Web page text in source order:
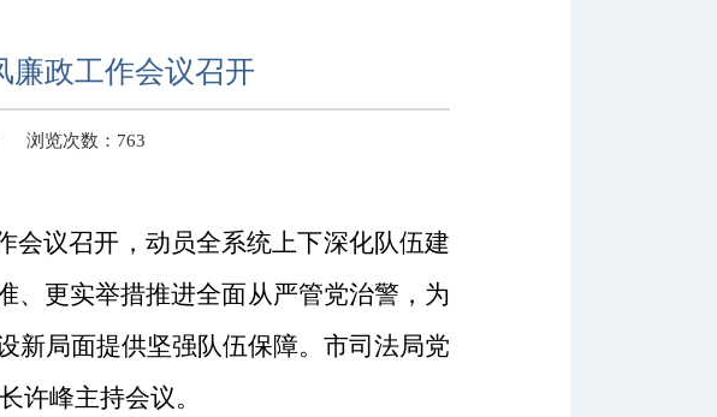
廉政工作会议召开
浏览次数： 763
会议召开， 动员全系统上下深化队伍建
、更实举措推进全面从严管党治警，为
新局面提供坚强队伍保障。 市司法局党
许峰主持会议。